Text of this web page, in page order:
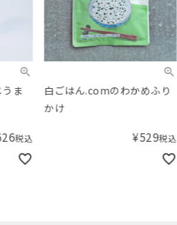
白ごはん.comのわかめふり
税込
九